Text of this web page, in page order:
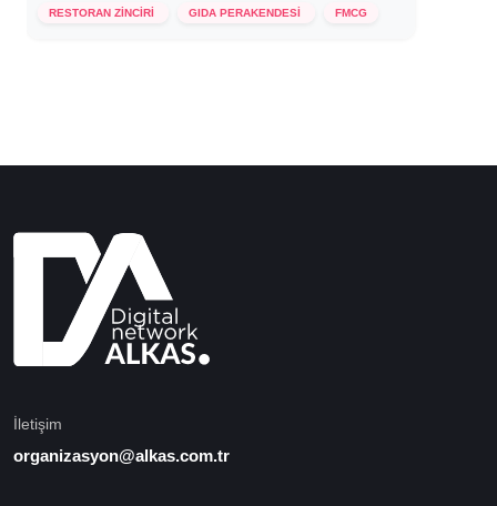
RESTORAN ZİNCİRİ GIDA PERAKENDESİ FMCG
İletişim
organizasyon@alkas.com.tr